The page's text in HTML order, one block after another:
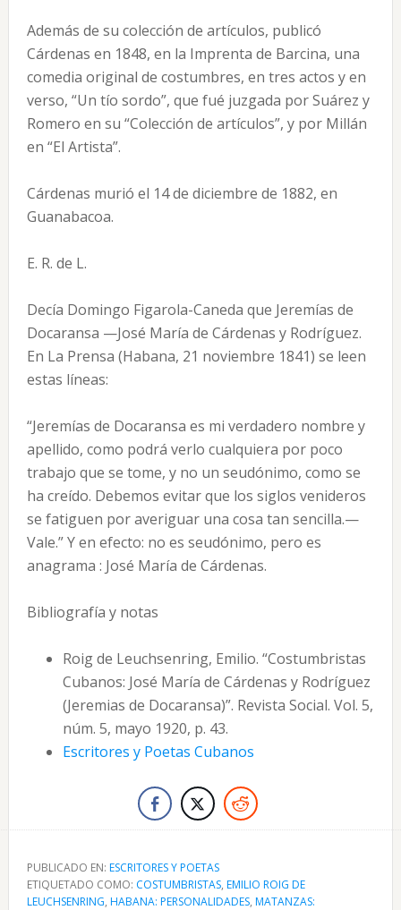
Además de su colección de artículos, publicó
Cárdenas en 1848, en la Imprenta de Barcina, una
comedia original de costumbres, en tres actos y en
verso, “Un tío sordo”, que fué juzgada por Suárez y
Romero en su “Colección de artículos”, y por Millán
en “El Artista”.
Cárdenas murió el 14 de diciembre de 1882, en
Guanabacoa.
E. R. de L.
Decía Domingo Figarola-Caneda que Jeremías de
Docaransa —José María de Cárdenas y Rodríguez.
En La Prensa (Habana, 21 noviembre 1841) se leen
estas líneas:
“Jeremías de Docaransa es mi verdadero nombre y
apellido, como podrá verlo cualquiera por poco
trabajo que se tome, y no un seudónimo, como se
ha creído. Debemos evitar que los siglos venideros
se fatiguen por averiguar una cosa tan sencilla.—
Vale.” Y en efecto: no es seudónimo, pero es
anagrama : José María de Cárdenas.
Bibliografía y notas
Roig de Leuchsenring, Emilio. “Costumbristas
Cubanos: José María de Cárdenas y Rodríguez
(Jeremias de Docaransa)”. Revista Social. Vol. 5,
núm. 5, mayo 1920, p. 43.
Escritores y Poetas Cubanos
PUBLICADO EN: ESCRITORES Y POETAS
ETIQUETADO COMO: COSTUMBRISTAS, EMILIO ROIG DE
LEUCHSENRING, HABANA: PERSONALIDADES, MATANZAS: